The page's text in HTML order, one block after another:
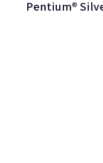
Pentium®